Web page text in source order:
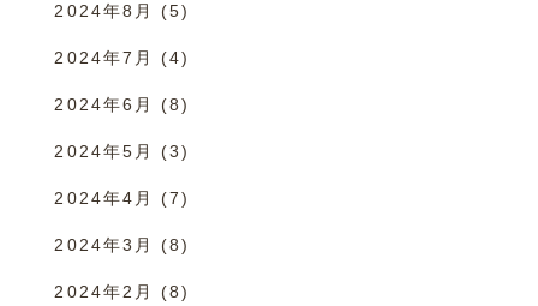
2024年8月 (5)
2024年7月 (4)
2024年6月 (8)
2024年5月 (3)
2024年4月 (7)
2024年3月 (8)
2024年2月 (8)